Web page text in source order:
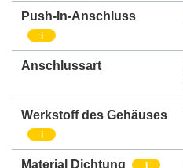
Push-In-Anschluss
i
Anschlussart
Werkstoff des Gehäuses
i
Material Dichtung i